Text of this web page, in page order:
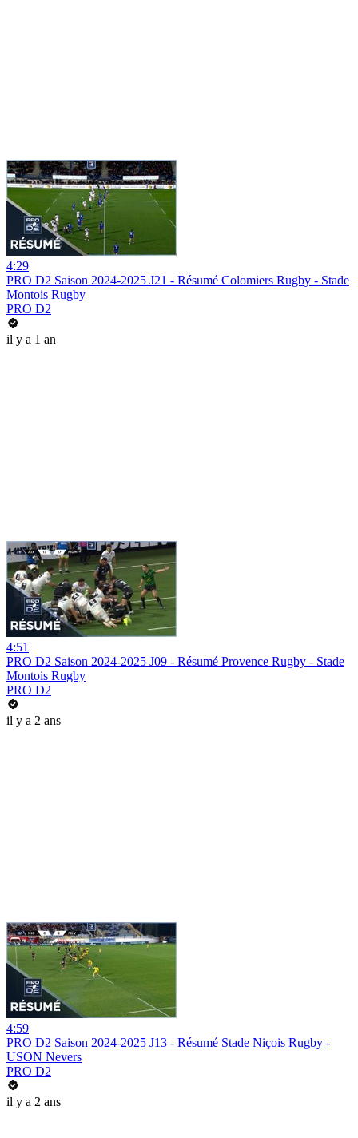
4:29
PRO D2 Saison 2024-2025 J21 - Résumé Colomiers Rugby - Stade
Montois Rugby
PRO D2
il y a 1 an
4:51
PRO D2 Saison 2024-2025 J09 - Résumé Provence Rugby - Stade
Montois Rugby
PRO D2
il y a 2 ans
4:59
PRO D2 Saison 2024-2025 J13 - Résumé Stade Niçois Rugby -
USON Nevers
PRO D2
il y a 2 ans